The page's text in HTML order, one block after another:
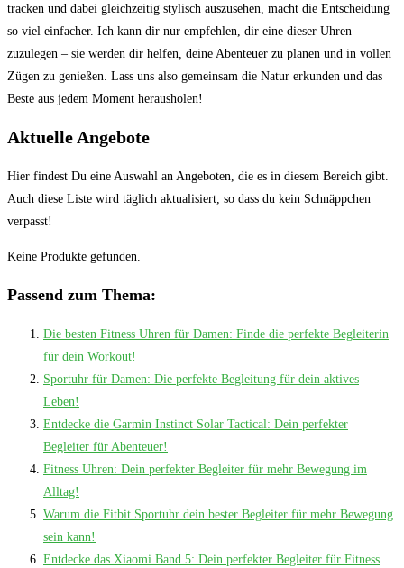
tracken ⁤und​ dabei gleichzeitig stylisch auszusehen,‍ macht ‌die ‍Entscheidung
so viel einfacher. Ich kann ⁢dir nur empfehlen, dir eine dieser Uhren
zuzulegen – ‌sie werden⁤ dir helfen, deine⁢ Abenteuer zu⁢ planen und in vollen
Zügen zu‌ genießen. Lass ⁤uns‍ also gemeinsam die Natur erkunden‌ und das⁢
Beste aus jedem Moment herausholen!
Aktuelle Angebote
Hier findest Du eine Auswahl an Angeboten, die es in diesem Bereich gibt.
Auch diese Liste wird täglich aktualisiert, so dass du kein Schnäppchen
verpasst!
Keine Produkte gefunden.
Passend zum Thema:
Die besten Fitness Uhren für Damen: Finde die perfekte Begleiterin
für dein Workout!
Sportuhr für Damen: Die perfekte Begleitung für dein aktives
Leben!
Entdecke die Garmin Instinct Solar Tactical: Dein perfekter
Begleiter für Abenteuer!
Fitness Uhren: Dein perfekter Begleiter für mehr Bewegung im
Alltag!
Warum die Fitbit Sportuhr dein bester Begleiter für mehr Bewegung
sein kann!
Entdecke das Xiaomi Band 5: Dein perfekter Begleiter für Fitness